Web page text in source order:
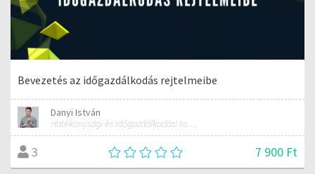
Bevezetés az időgazdálkodás rejtelmeibe
Danyi István
Hatékonysági és időgazdálkodási tanácsadó
3 7 900 Ft